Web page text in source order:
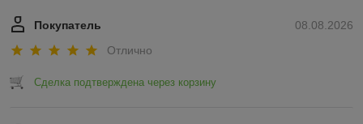
08.08.2026
Покупатель
Отлично
Сделка подтверждена через корзину